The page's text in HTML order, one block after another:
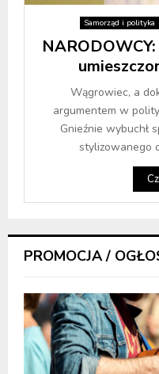
Samorząd i polityka
Wągrowiec, a
argumentem w
Gnieźnie wybuchł
stylizowanego
PROMOCJA /